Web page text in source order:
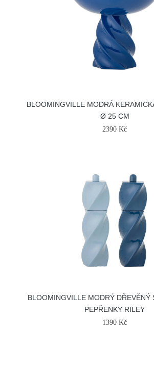
BLOOMINGVILLE MODRÁ
Ø 25 CM
2390 Kč
BLOOMINGVILLE MODRÝ DŘEVĚNÝ
PEPŘENKY RILEY
1390 Kč